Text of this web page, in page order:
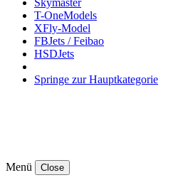
T-OneModels
XFly-Model
FBJets / Feibao
HSDJets
Springe zur Hauptkategorie
Menü Close